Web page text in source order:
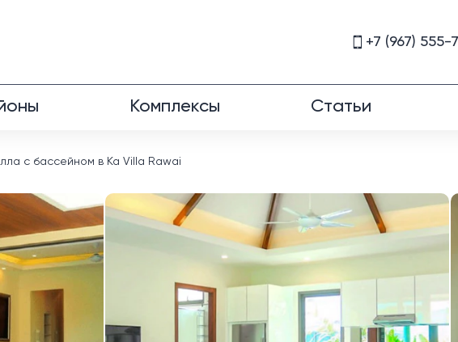
+7 (967) 555-
Комплексы Статьи
с бассейном в Ka Villa Rawai